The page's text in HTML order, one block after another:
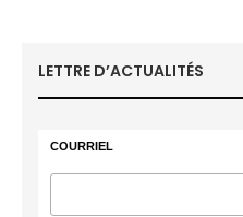
LETTRE D’ACTUALITÉS
COURRIEL